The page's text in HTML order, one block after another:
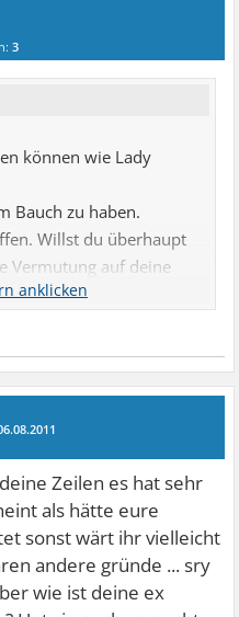
3
können wie Lady
Bauch zu haben.
Willst du überhaupt
Vermutung auf deine
auch grad hier im forum
zu beleidigen oder
dass sein handeln
darauf antworten,
Zeilen es hat sehr
als hätte eure
sonst wärt ihr vielleicht
andere gründe ... sry
wie ist deine ex